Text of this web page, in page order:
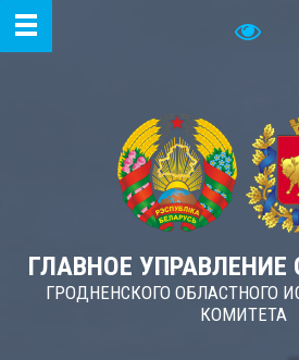
ГЛАВНОЕ УПРАВЛЕНИЕ
ГРОДНЕНСКОГО ОБЛАСТНОГО
КОМИТЕТА